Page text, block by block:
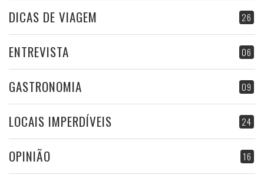
26
DICAS DE VIAGEM
06
ENTREVISTA
09
GASTRONOMIA
24
LOCAIS IMPERDÍVEIS
16
OPINIÃO